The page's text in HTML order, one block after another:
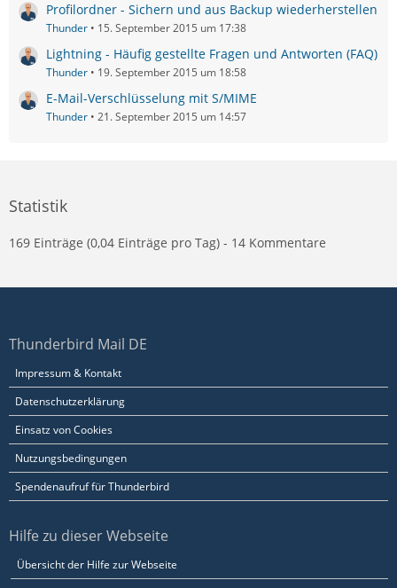
Profilordner - Sichern und aus Backup wiederherstellen
Thunder 15. September 2015 um 17:38
Lightning - Häufig gestellte Fragen und Antworten (FAQ)
Thunder 19. September 2015 um 18:58
E-Mail-Verschlüsselung mit S/MIME
Thunder 21. September 2015 um 14:57
Statistik
169 Einträge (0,04 Einträge pro Tag) - 14 Kommentare
Thunderbird Mail DE
Impressum & Kontakt
Datenschutzerklärung
Einsatz von Cookies
Nutzungsbedingungen
Spendenaufruf für Thunderbird
Hilfe zu dieser Webseite
Übersicht der Hilfe zur Webseite